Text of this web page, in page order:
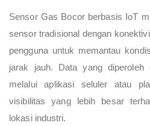
Sensor Gas Bocor berbasis IoT
sensor tradisional dengan
pengguna untuk memantau
jarak jauh. Data yang diperoleh
melalui aplikasi seluler atau
visibilitas yang lebih besar
lokasi industri.